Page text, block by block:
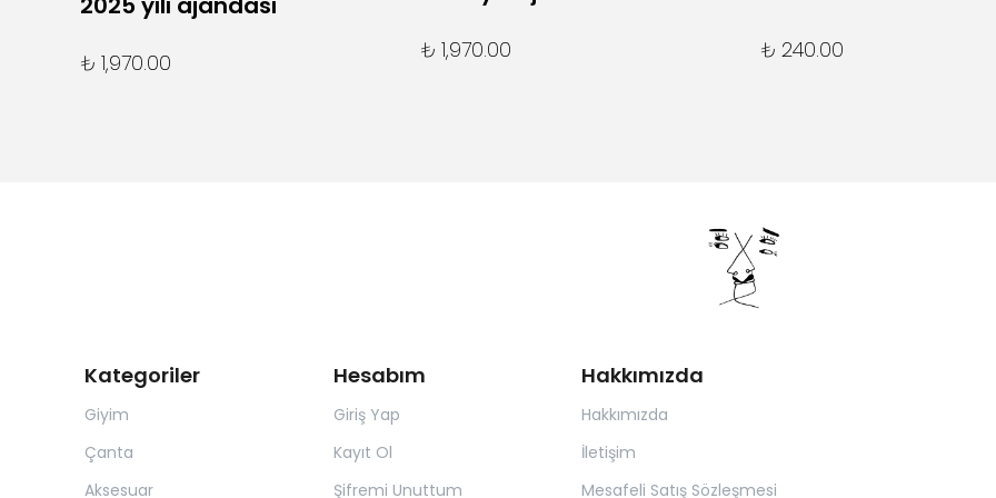
₺ 1,970.00 ₺ 1,970.00 ₺ 240.00
Kategoriler
Giyim
Çanta
Aksesuar
Hesabım
Giriş Yap
Kayıt Ol
Şifremi Unuttum
Hakkımızda
Hakkımızda
İletişim
Mesafeli Satış Sözleşmesi